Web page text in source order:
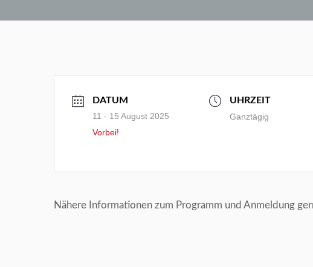
DATUM
11 - 15 August 2025
Vorbei!
UHRZEIT
Ganztägig
Nähere Informationen zum Programm und Anmeldung